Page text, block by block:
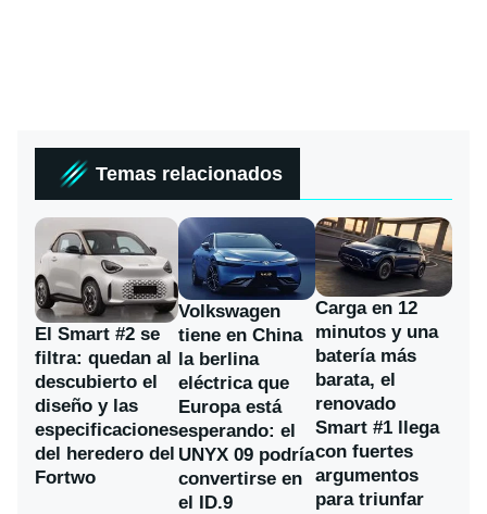
Temas relacionados
El Smart #2 se
filtra: quedan al
descubierto el
diseño y las
especificaciones
del heredero del
Fortwo
Volkswagen
tiene en China
la berlina
eléctrica que
Europa está
esperando: el
UNYX 09 podría
convertirse en
el ID.9
Carga en 12
minutos y una
batería más
barata, el
renovado
Smart #1 llega
con fuertes
argumentos
para triunfar